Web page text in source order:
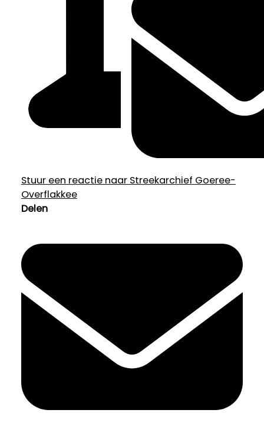
Stuur een reactie naar Streekarchief Goeree-
Overflakkee
Delen